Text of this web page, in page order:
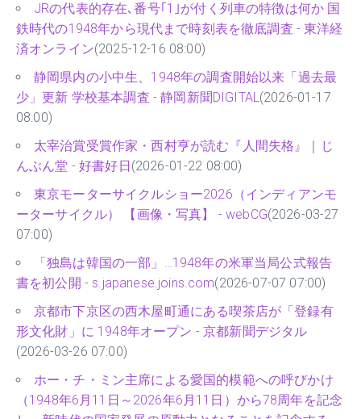
JRの代表的存在､番号｢1｣が付く列車の特徴は何か 国
鉄時代の1948年から現代まで時刻表を徹底調査 - 東洋経
済オンライン(2025-12-16 08:00)
静岡県内の小中生、1948年の調査開始以来「過去最
少」更新 学校基本調査 - 静岡新聞DIGITAL(2026-01-17
08:00)
太宰治賞受賞作家・西村亨が読む『人間失格』｜じ
んぶん堂 - 好書好日 (2026-01-22 08:00)
東京モーターサイクルショー2026（インディアンモ
ーターサイクル） 【画像・写真】 - webCG(2026-03-27
07:00)
「独島は韓国の一部」…1948年の米軍当局公式報告
書を初公開 - s.japanese.joins.com(2026-07-07 07:00)
京都市下京区の西木屋町通にある喫茶店が「登録有
形文化財」に 1948年オープン - 京都新聞デジタル
(2026-03-26 07:00)
ホー・チ・ミン主席による愛国的模範への呼びかけ
（1948年6月11日～2026年6月11日）から78周年を記念